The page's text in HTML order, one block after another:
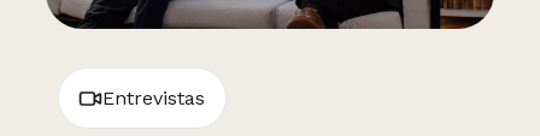
Entrevistas